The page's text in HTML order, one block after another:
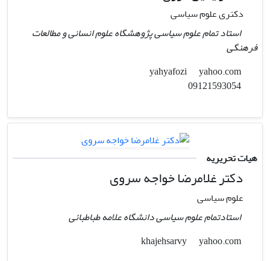
دکتری علوم سیاسی
استاد تمام علوم سیاسی پژوهشگاه علوم انسانی و مطالعات
فرهنگی
yahoo.com
هیات تحریریه
دکتر غلامرضا خواجه سروی
علوم سیاسی
استادتمام علوم سیاسی دانشگاه علامه طباطبائی
yahoo.com